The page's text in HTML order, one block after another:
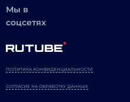
Мы в
соцсетях
ПОЛИТИКА КОНФИДЕНЦИАЛЬНОСТИ
СОГЛАСИЕ НА ОБРАБОТКУ ДАННЫХ